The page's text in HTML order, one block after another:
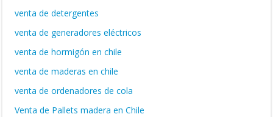
venta de detergentes
venta de generadores eléctricos
venta de hormigón en chile
venta de maderas en chile
venta de ordenadores de cola
Venta de Pallets madera en Chile